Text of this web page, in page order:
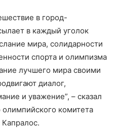
в город-
в каждый уголок
мира, солидарности
спорта и олимпизма
лучшего мира своими
диалог,
и уважение”, – сказал
комитета